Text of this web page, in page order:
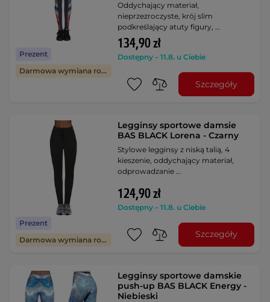
Prezent
Darmowa wymiana rozmiaru
Oddychający materiał,
nieprzezroczyste, krój slim
podkreślający atuty figury, …
134,90 zł
Dostępny – 11.8. u Ciebie
Szczegóły
Prezent
Darmowa wymiana rozmiaru
Legginsy sportowe damsie
BAS BLACK Lorena - Czarny
Stylowe legginsy z niską talią, 4
kieszenie, oddychający materiał,
odprowadzanie …
124,90 zł
Dostępny – 11.8. u Ciebie
Szczegóły
Legginsy sportowe damskie
push-up BAS BLACK Energy -
Niebieski